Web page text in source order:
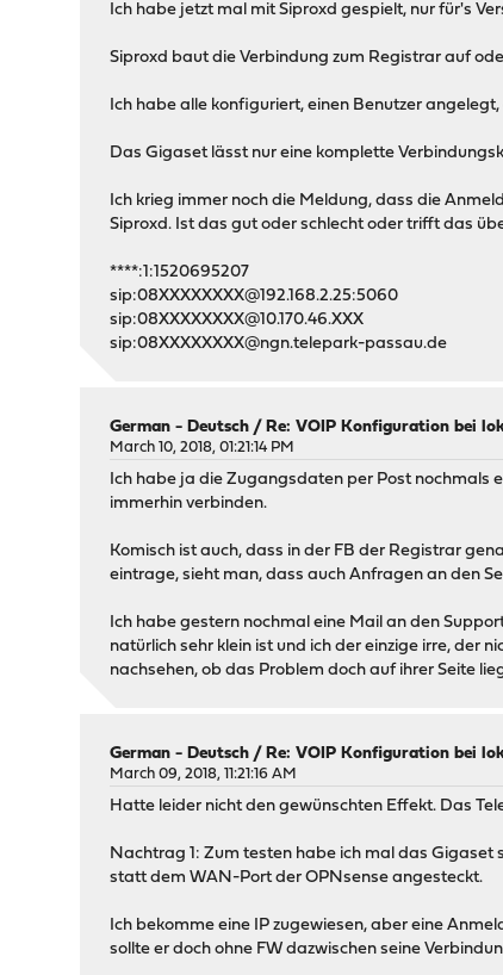
Ich habe jetzt mal mit Siproxd gespielt, nur für's
Siproxd baut die Verbindung zum Registrar auf
Ich habe alle konfiguriert, einen Benutzer
Das Gigaset lässt nur eine komplette
Ich krieg immer noch die Meldung, dass die
Siproxd. Ist das gut oder schlecht oder trifft das
****:1:1520695207
sip:08XXXXXXXX@192.168.2.25:5060
sip:08XXXXXXXX@10.170.46.XXX
sip:08XXXXXXXX@ngn.telepark-passau.de
German - Deutsch /Re: VOIP Konfiguration bei
March 10, 2018, 01:21:14 PM
Ich habe ja die Zugangsdaten per Post nochmals
immerhin verbinden.
Komisch ist auch, dass in der FB der Registrar
eintrage, sieht man, dass auch Anfragen an den
Ich habe gestern nochmal eine Mail an den
natürlich sehr klein ist und ich der einzige irre, der
nachsehen, ob das Problem doch auf ihrer Seite
German - Deutsch /Re: VOIP Konfiguration bei
March 09, 2018, 11:21:16 AM
Hatte leider nicht den gewünschten Effekt. Das
Nachtrag 1: Zum testen habe ich mal das
statt dem WAN-Port der OPNsense angesteckt.
Ich bekomme eine IP zugewiesen, aber eine
sollte er doch ohne FW dazwischen seine